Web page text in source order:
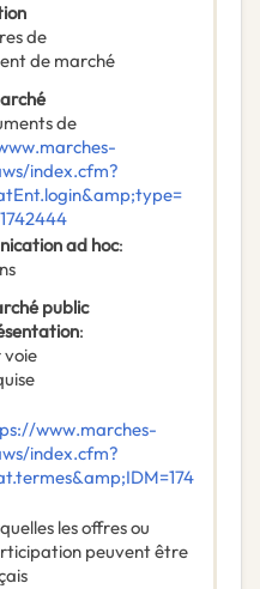
de
de marché
de
index.cfm?
ad hoc:
public
:
voie
www.marches-
index.cfm?
les offres ou
peuvent être